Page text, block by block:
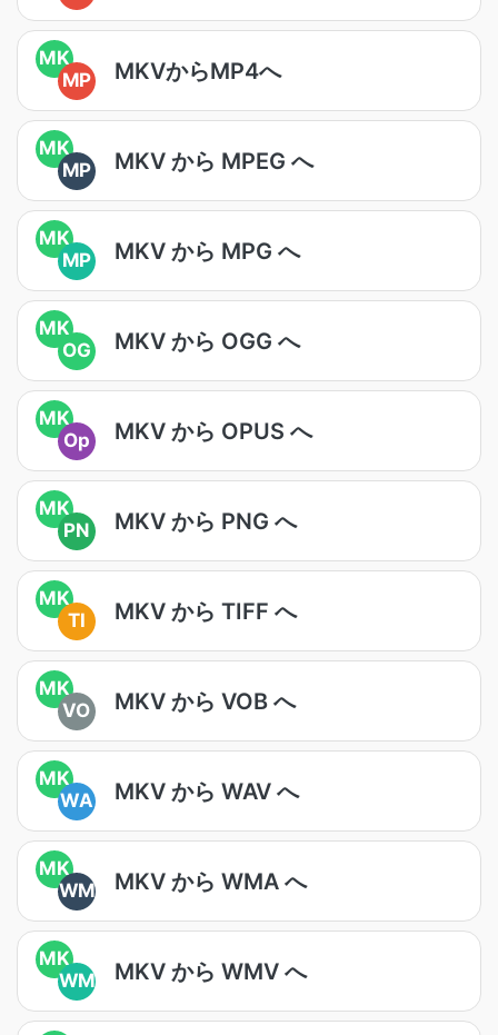
MK
MP
MKVからMP4へ
MK
MP
MKV から MPEG へ
MK
MP
MKV から MPG へ
MK
OG
MKV から OGG へ
MK
Op
MKV から OPUS へ
MK
PN
MKV から PNG へ
MK
TI
MKV から TIFF へ
MK
VO
MKV から VOB へ
MK
WA
MKV から WAV へ
MK
WM
MKV から WMA へ
MK
WM
MKV から WMV へ